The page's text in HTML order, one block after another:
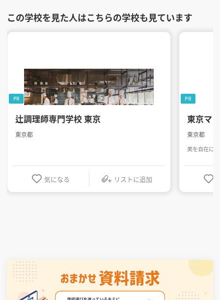
この学校を見た人はこちらの学校も見ています
辻調理師専門学校 東京
東京都
気になる リストに追加
PR
東京マ
東京都
美を自在に
PR